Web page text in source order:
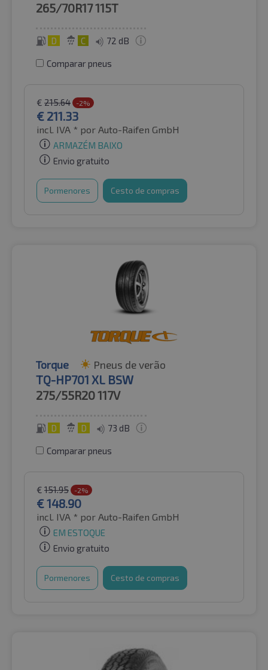
265/70R17115T
D C 72 dB
Comparar pneus
€ 215.64 -2%
€ 211.33
incl. IVA * por Auto-Raifen GmbH
ARMAZÉM BAIXO
Envio gratuito
Pormenores Cesto de compras
Torque Pneus de verão
TQ-HP701 XL BSW
275/55R20117V
D D 73 dB
Comparar pneus
€ 151.95 -2%
€148.90
incl. IVA * por Auto-Raifen GmbH
EM ESTOQUE
Envio gratuito
Pormenores Cesto de compras